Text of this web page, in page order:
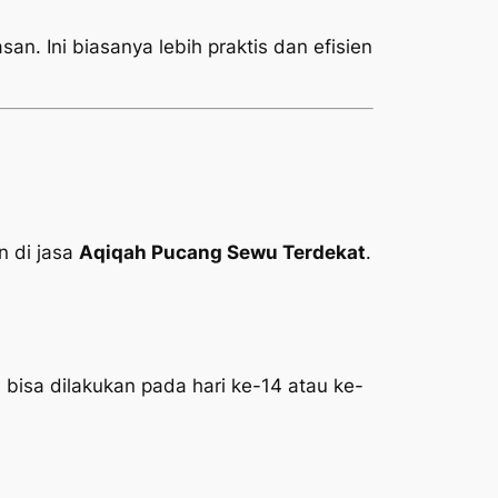
Ini biasanya lebih praktis dan efisien
di jasa Aqiqah Pucang Sewu Terdekat.
dilakukan pada hari ke-14 atau ke-